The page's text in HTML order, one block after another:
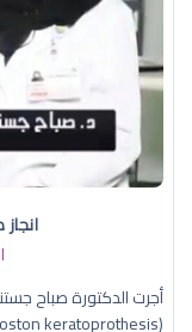
أجرت الدكتورة صباح